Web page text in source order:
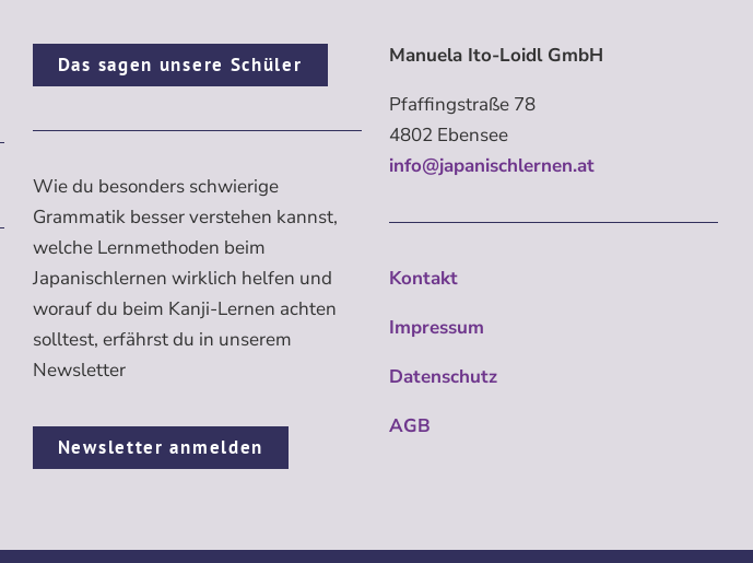
Das sagen unsere Schüler
Wie du besonders schwierige
Grammatik besser verstehen kannst,
welche Lernmethoden beim
Japanischlernen wirklich helfen und
worauf du beim Kanji-Lernen achten
solltest, erfährst du in unserem
Newsletter
Newsletter anmelden
Manuela Ito-Loidl GmbH
Pfaffingstraße 78
4802 Ebensee
info@japanischlernen.at
Kontakt
Impressum
Datenschutz
AGB